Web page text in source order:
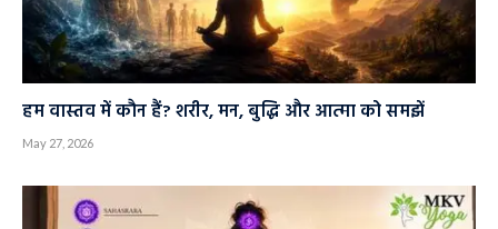
हम वास्तव में कौन हैं? शरीर, मन, बुद्धि और आत्मा को समझें
May 27, 2026